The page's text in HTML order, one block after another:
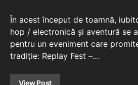
În acest început de toamnă,
hop / electronică și aventură se
pentru un eveniment care
tradiție: Replay Fest –…
View Post